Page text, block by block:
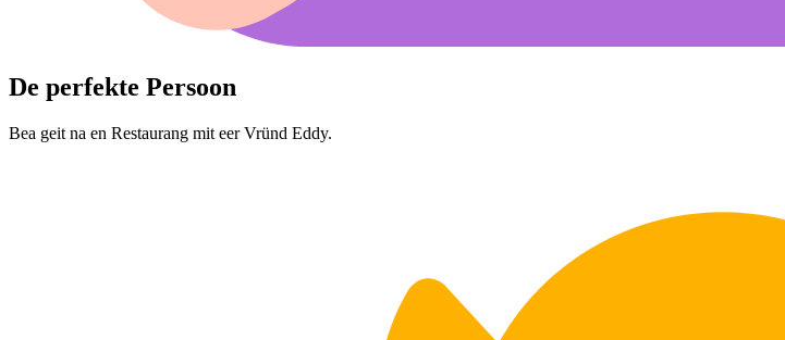
De perfekte Persoon
Bea geit na en Restaurang mit eer Vründ Eddy.